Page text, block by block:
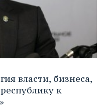
власти, бизнеса,
к